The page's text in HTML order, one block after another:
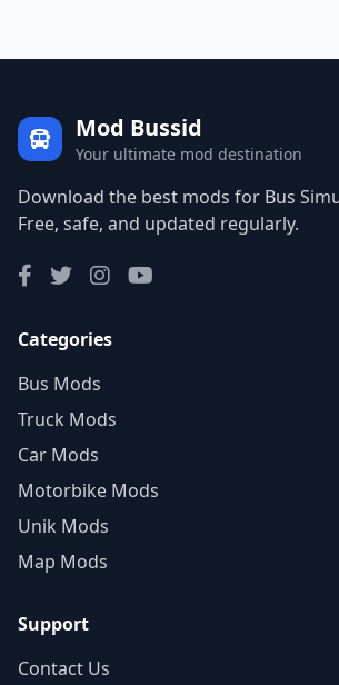
Mod Bussid
Your ultimate mod destination
Download the best mods for Bus
Free, safe, and updated regularly.
Categories
Bus Mods
Truck Mods
Car Mods
Motorbike Mods
Unik Mods
Map Mods
Support
Contact Us